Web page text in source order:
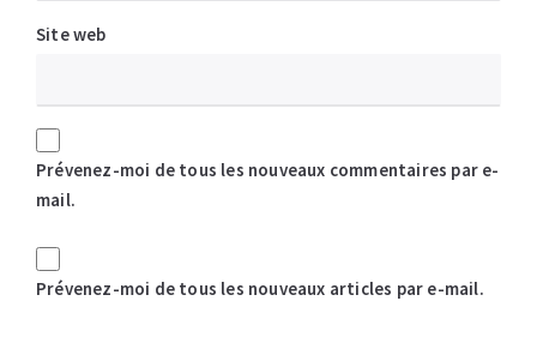
Site web
Prévenez-moi de tous les nouveaux commentaires par e-
mail.
Prévenez-moi de tous les nouveaux articles par e-mail.